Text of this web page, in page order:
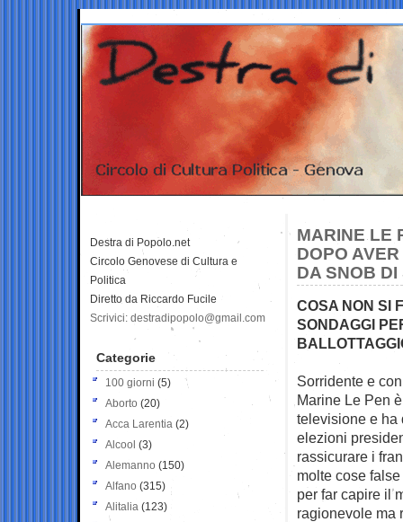
MARINE LE
DOPO
DA SNOB
COSA NON SI
SONDAGGI
Sorridente e
Marine Le Pen
televisione e ha
elezioni
rassicurare i
molte cose
per far capire il
ragionevole ma
Destra di Popolo.net
Circolo Genovese di Cultura e
Politica
Diretto da Riccardo Fucile
Scrivici: destradipopolo@gmail.com
Categorie
100 giorni (5)
Aborto (20)
Acca Larentia (2)
Alcool (3)
Alemanno (150)
Alfano (315)
Alitalia (123)